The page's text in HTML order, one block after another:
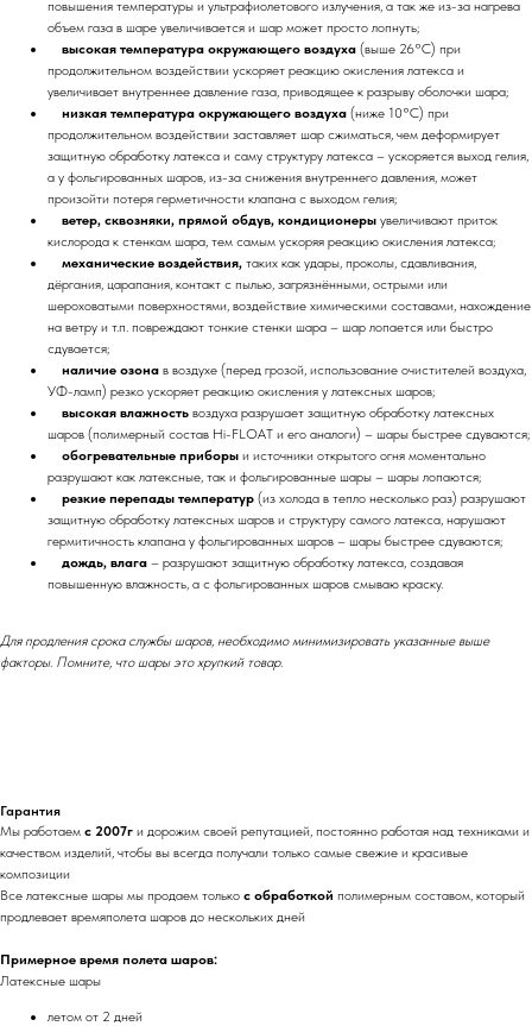
повышения температуры и ультрафиолетового излучения, а так же из-за нагрева
объем газа в шаре увеличивается и шар может просто лопнуть;
высокая температура окружающего воздуха (выше 26°C) при
продолжительном воздействии ускоряет реакцию окисления латекса и
увеличивает внутреннее давление газа, приводящее к разрыву оболочки шара;
низкая температура окружающего воздуха (ниже 10°C) при
продолжительном воздействии заставляет шар сжиматься, чем деформирует
защитную обработку латекса и саму структуру латекса – ускоряется выход гелия,
а у фольгированных шаров, из-за снижения внутреннего давления, может
произойти потеря герметичности клапана с выходом гелия;
ветер, сквозняки, прямой обдув, кондиционеры увеличивают приток
кислорода к стенкам шара, тем самым ускоряя реакцию окисления латекса;
механические воздействия, таких как удары, проколы, сдавливания,
дёргания, царапания, контакт с пылью, загрязнёнными, острыми или
шероховатыми поверхностями, воздействие химическими составами, нахождение
на ветру и т.п. повреждают тонкие стенки шара – шар лопается или быстро
сдувается;
наличие озона в воздухе (перед грозой, использование очистителей воздуха,
УФ-ламп) резко ускоряет реакцию окисления у латексных шаров;
высокая влажность воздуха разрушает защитную обработку латексных
шаров (полимерный состав Hi-FLOAT и его аналоги) – шары быстрее сдуваются;
обогревательные приборы и источники открытого огня моментально
разрушают как латексные, так и фольгированные шары – шары лопаются;
резкие перепады температур (из холода в тепло несколько раз) разрушают
защитную обработку латексных шаров и структуру самого латекса, нарушают
гермитичность клапана у фольгированных шаров – шары быстрее сдуваются;
дождь, влага – разрушают защитную обработку латекса, создавая
повышенную влажность, а с фольгированных шаров смываю краску.
Для продления срока службы шаров, необходимо минимизировать указанные выше
факторы. Помните, что шары это хрупкий товар.
Гарантия
Мы работаем с 2007г и дорожим своей репутацией, постоянно работая над техниками и
качеством изделий, чтобы вы всегда получали только самые свежие и красивые
композиции
Все латексные шары мы продаем только с обработкой полимерным составом, который
продлевает времяполета шаров до нескольких дней
Примерное время полета шаров:
Латексные шары
летом от 2 дней